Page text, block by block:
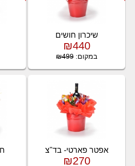
שיכרון חושים
₪440
במקום:₪499
אפטר פארטי- בד"צ
₪270